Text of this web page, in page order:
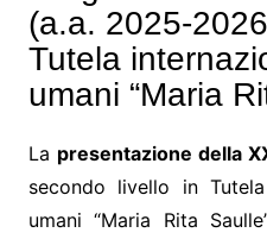
(a.a. 2025-
Tutela
umani “Maria
La presentazione della
secondo livello in
umani “Maria Rita